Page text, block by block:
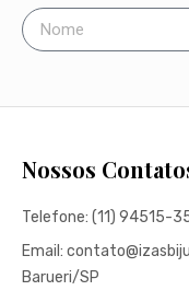
Nossos
Telefone: (11) 94515-
Email:
Barueri/SP